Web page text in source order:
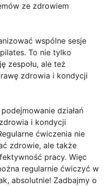
ze zdrowiem
wspólne sesje
To nie tylko
zespołu, ale też
zdrowia i kondycji
działań
i kondycji
ćwiczenia nie
zdrowie, ale także
pracy. Więc
regularnie ćwiczyć w
absolutnie! Zadbajmy o